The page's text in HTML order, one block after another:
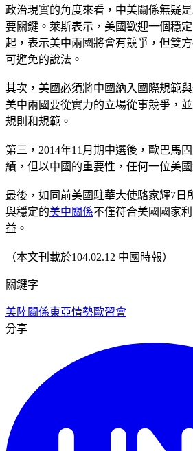
政治現實的角度來看，中美關係無疑
要關鍵。萊斯表示，美國歡迎一個穩
起，表示美中兩國將會有競爭，但雙
可避免的說法。
其次，美國必須將中國納入國際規範
美中兩國要從實力的立場從事競爭，
規則和規範。
第三，2014年11月期中選後，歐巴馬
績，但以中國的重要性，任何一位美
最後，如同前美國駐華大使駱家輝7日
與穩定的美中關係不僅符合美國國家
益。
（本文刊載於104.02.12 中國時報）
關鍵字
美陸關係東亞情勢歐習會
分享